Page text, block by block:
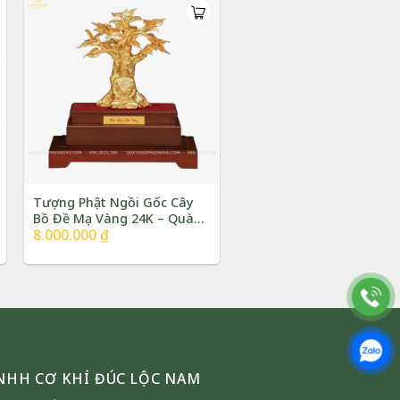
Tượng Phật Ngồi Gốc Cây
Bồ Đề Mạ Vàng 24K – Quà
Biếu Tặng Ý Nghĩa | Phượng
8.000.000₫
CƠ KHÍ ĐÚC LỘC NAM